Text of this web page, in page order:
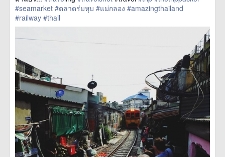
#seamarket #ตลาดร่มหุบ #แม่กลอง #amazingthailand
#railway #thail
href=https://m.thetrippacker.com/th/image/location/204718>
more